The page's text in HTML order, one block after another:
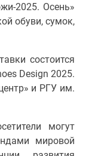
2025. Осень»
обуви, сумок,
состоится
Design 2025.
и РГУ им.
могут
мировой